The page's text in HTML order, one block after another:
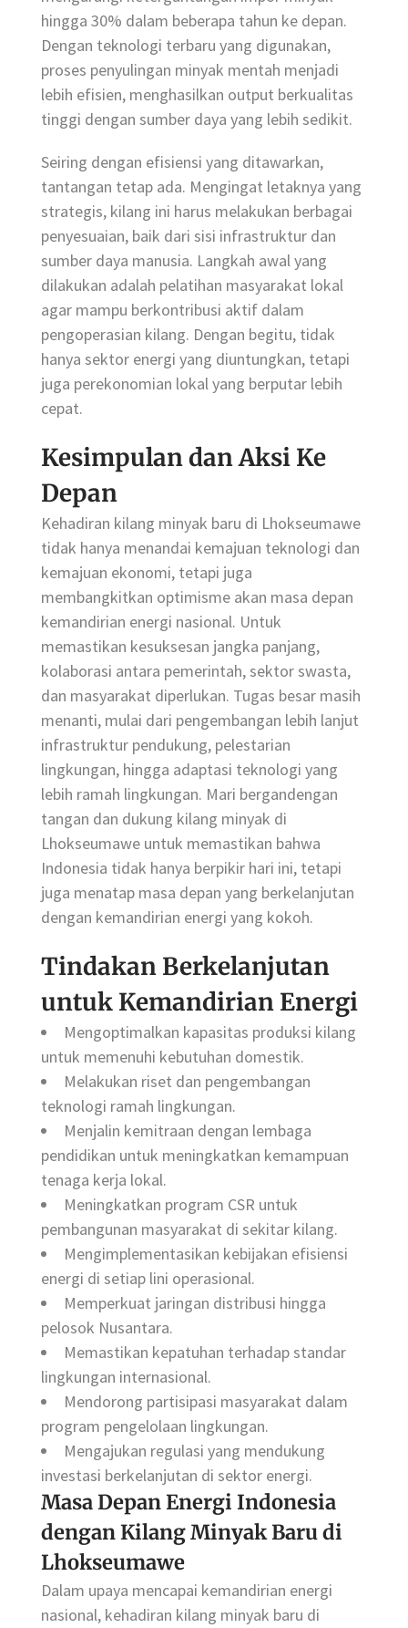
hingga 30% dalam beberapa tahun ke depan.
Dengan teknologi terbaru yang digunakan,
proses penyulingan minyak mentah menjadi
lebih efisien, menghasilkan output berkualitas
tinggi dengan sumber daya yang lebih sedikit.
Seiring dengan efisiensi yang ditawarkan,
tantangan tetap ada. Mengingat letaknya yang
strategis, kilang ini harus melakukan berbagai
penyesuaian, baik dari sisi infrastruktur dan
sumber daya manusia. Langkah awal yang
dilakukan adalah pelatihan masyarakat lokal
agar mampu berkontribusi aktif dalam
pengoperasian kilang. Dengan begitu, tidak
hanya sektor energi yang diuntungkan, tetapi
juga perekonomian lokal yang berputar lebih
cepat.
Kesimpulan dan Aksi Ke
Depan
Kehadiran kilang minyak baru di Lhokseumawe
tidak hanya menandai kemajuan teknologi dan
kemajuan ekonomi, tetapi juga
membangkitkan optimisme akan masa depan
kemandirian energi nasional. Untuk
memastikan kesuksesan jangka panjang,
kolaborasi antara pemerintah, sektor swasta,
dan masyarakat diperlukan. Tugas besar masih
menanti, mulai dari pengembangan lebih lanjut
infrastruktur pendukung, pelestarian
lingkungan, hingga adaptasi teknologi yang
lebih ramah lingkungan. Mari bergandengan
tangan dan dukung kilang minyak di
Lhokseumawe untuk memastikan bahwa
Indonesia tidak hanya berpikir hari ini, tetapi
juga menatap masa depan yang berkelanjutan
dengan kemandirian energi yang kokoh.
Tindakan Berkelanjutan
untuk Kemandirian Energi
Mengoptimalkan kapasitas produksi kilang
untuk memenuhi kebutuhan domestik.
Melakukan riset dan pengembangan
teknologi ramah lingkungan.
Menjalin kemitraan dengan lembaga
pendidikan untuk meningkatkan kemampuan
tenaga kerja lokal.
Meningkatkan program CSR untuk
pembangunan masyarakat di sekitar kilang.
Mengimplementasikan kebijakan efisiensi
energi di setiap lini operasional.
Memperkuat jaringan distribusi hingga
pelosok Nusantara.
Memastikan kepatuhan terhadap standar
lingkungan internasional.
Mendorong partisipasi masyarakat dalam
program pengelolaan lingkungan.
Mengajukan regulasi yang mendukung
investasi berkelanjutan di sektor energi.
Masa Depan Energi Indonesia
dengan Kilang Minyak Baru di
Lhokseumawe
Dalam upaya mencapai kemandirian energi
nasional, kehadiran kilang minyak baru di